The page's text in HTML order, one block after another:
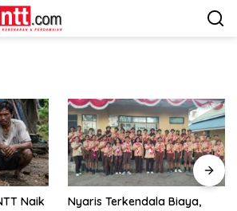
Naik
Nyaris Terkendala Biaya,